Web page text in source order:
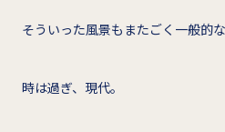
そういった風景もまたごく一般的な
時は過ぎ、現代。